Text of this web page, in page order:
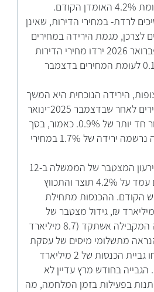
לרדת- במחירי הדירות, שאינן
לצרכן, מגמת הירידה במחירים
נמשכת. בינואר – פברואר 2026 ירדו מחירי הדירות
בשיעור מתון של 0.1% לעומת המחירים בדצמבר
הירידה הנוכחית היא המשך
מגמת הירידה במחירים לאחר שבדצמבר 2025־ינואר
2026 הן ירדו בשיעור חד יותר של 0.9%. כאמור, בסך
הכל בשנה האחרונה נרשמה ירידה של 1.7% במחירי
הגירעון התכווץ –הגירעון המצטבר של הממשלה ב-12
החודשים האחרונים עמד על 4.2% תוצר והתכווץ
לחודש הקודם. ההכנסות מתחילת
השנה הגיעו ל-147 מיליארד ₪, גידול מצטבר של
10% ביחס לתקופה המקבילה אשתקד (8.7 מיליארד
מתשלומי מיסים של עסקת
וויז-גוגל). מנגד, נדחו גביית הכנסות של 2 מיליארד
בחודש מרץ עדיין לא
בפעילות בזמן המלחמה, מה